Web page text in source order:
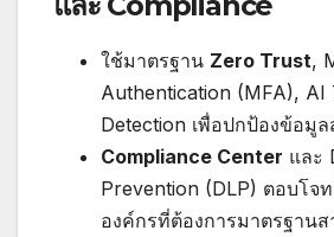
ใช้มาตรฐาน Zero Trust,
Authentication (MFA), AI
Detection เพื่อปกป้องข้อมู
Compliance Center และ
Prevention (DLP) ตอบโจ
องค์กรที่ต้องการมาตรฐานส